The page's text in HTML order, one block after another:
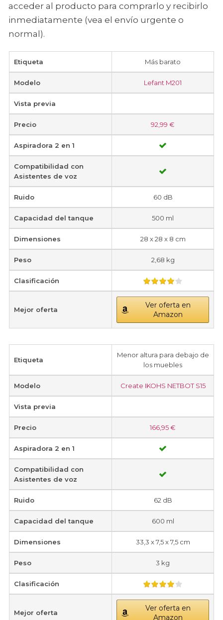
acceder al producto para comprarlo y recibirlo
inmediatamente (vea el envío urgente o
normal).
Etiqueta Más barato
Modelo Lefant M201
Vista previa
Precio 92,99 €
Aspiradora 2 en 1
Compatibilidad con
Asistentes de voz
Ruido 60 dB
Capacidad del tanque 500 ml
Dimensiones 28 x 28 x 8 cm
Peso 2,68 kg
Clasificación
Mejor oferta
Ver oferta en
Amazon
Etiqueta
Menor altura para debajo de
los muebles
Modelo Create IKOHS NETBOT S15
Vista previa
Precio 166,95 €
Aspiradora 2 en 1
Compatibilidad con
Asistentes de voz
Ruido 62 dB
Capacidad del tanque 600 ml
Dimensiones 33,3 x 7,5 x 7,5 cm
Peso 3 kg
Clasificación
Mejor oferta
Ver oferta en
Amazon